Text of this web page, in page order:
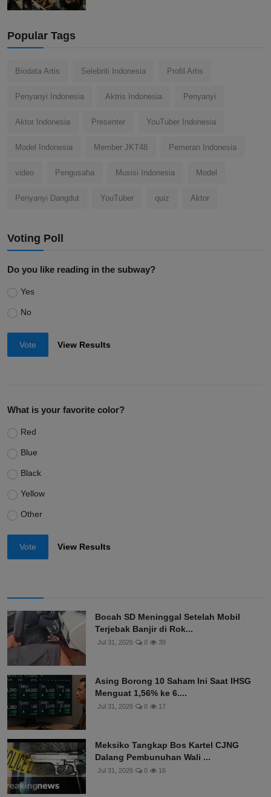
Popular Tags
Biodata Artis Selebriti Indonesia Profil Artis
Penyanyi Indonesia Aktris Indonesia Penyanyi
Aktor Indonesia Presenter YouTuber Indonesia
Model Indonesia Member JKT48 Pemeran Indonesia
video Pengusaha Musisi Indonesia Model
Penyanyi Dangdut YouTuber quiz Aktor
Voting Poll
Do you like reading in the subway?
Yes
No
Vote View Results
What is your favorite color?
Red
Blue
Black
Yellow
Other
Vote View Results
Bocah SD Meninggal Setelah Mobil
Terjebak Banjir di Rok...
Jul 31, 2026 0 39
Asing Borong 10 Saham Ini Saat IHSG
Menguat 1,56% ke 6....
Jul 31, 2026 0 17
Meksiko Tangkap Bos Kartel CJNG
Dalang Pembunuhan Wali ...
Jul 31, 2026 0 16